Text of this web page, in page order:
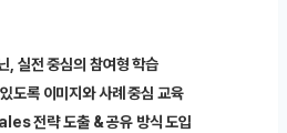
, 실전 중심의 참여형 학습
도록 이미지와 사례 중심 교육
전략 도출 & 공유 방식 도입